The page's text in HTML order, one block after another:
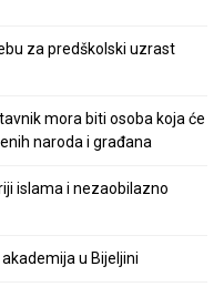
za predškolski uzrast
mora biti osoba koja će
naroda i građana
islama i nezaobilazno
u Bijeljini